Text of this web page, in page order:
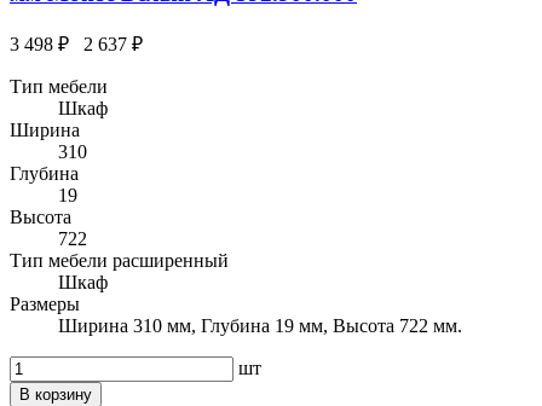
3 498 ₽ 2 637 ₽
Тип мебели
Шкаф
Ширина
310
Глубина
19
Высота
722
Тип мебели расширенный
Шкаф
Размеры
Ширина 310 мм, Глубина 19 мм, Высота 722 мм.
шт
В корзину